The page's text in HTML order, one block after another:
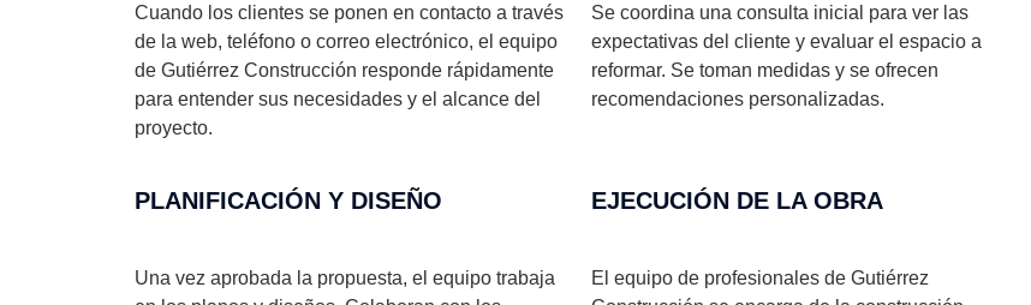
Cuando los clientes se ponen en contacto a través
de la web, teléfono o correo electrónico, el equipo
de Gutiérrez Construcción responde rápidamente
para entender sus necesidades y el alcance del
proyecto.
Se coordina una consulta inicial para ver las
expectativas del cliente y evaluar el espacio a
reformar. Se toman medidas y se ofrecen
recomendaciones personalizadas.
PLANIFICACIÓN Y DISEÑO
Una vez aprobada la propuesta, el equipo trabaja
EJECUCIÓN DE LA OBRA
El equipo de profesionales de Gutiérrez